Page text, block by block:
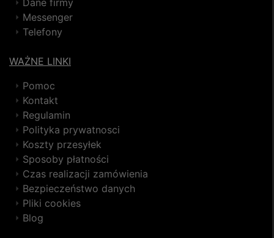
Messenger
Telefony
WAŻNE LINKI
Pomoc
Kontakt
Regulamin
Polityka prywatnosci
Koszty przesyłek
Sposoby płatności
Czas realizacji zamówienia
Bezpieczeństwo danych
Pliki cookies
Blog